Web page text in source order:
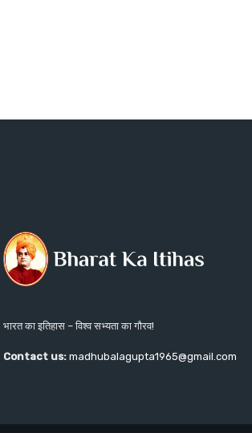
भारत का इतिहास – विश्व सभ्यता का गौरव!
Contact us: madhubalagupta1965@gmail.com